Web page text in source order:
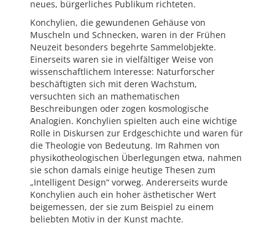
neues, bürgerliches Publikum richteten.
Konchylien, die gewundenen Gehäuse von
Muscheln und Schnecken, waren in der Frühen
Neuzeit besonders begehrte Sammelobjekte.
Einerseits waren sie in vielfältiger Weise von
wissenschaftlichem Interesse: Naturforscher
beschäftigten sich mit deren Wachstum,
versuchten sich an mathematischen
Beschreibungen oder zogen kosmologische
Analogien. Konchylien spielten auch eine wichtige
Rolle in Diskursen zur Erdgeschichte und waren für
die Theologie von Bedeutung. Im Rahmen von
physikotheologischen Überlegungen etwa, nahmen
sie schon damals einige heutige Thesen zum
„Intelligent Design“ vorweg. Andererseits wurde
Konchylien auch ein hoher ästhetischer Wert
beigemessen, der sie zum Beispiel zu einem
beliebten Motiv in der Kunst machte.